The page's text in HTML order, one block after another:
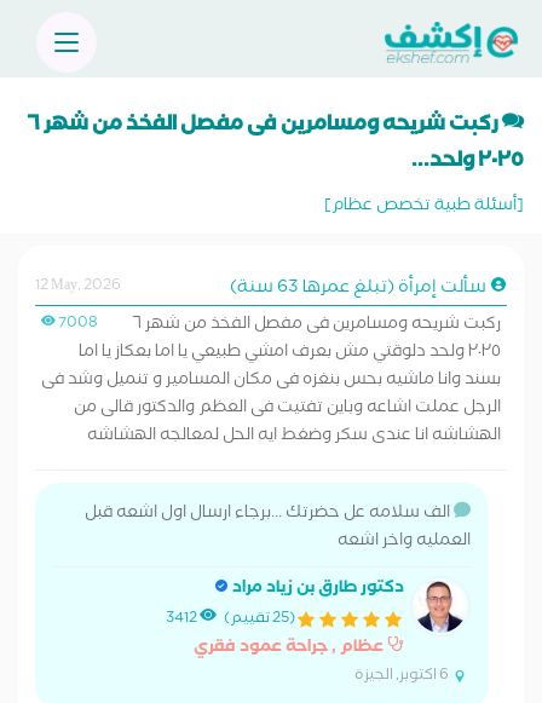
ركبت شريحه ومسامرين فى مفصل الفخذ من شهر ٦
٢٠٢٥ ولحد...
[أسئلة طبية تخصص عظام]
سألت إمرأة (تبلغ عمرها 63 سنة)
12 May, 2026
7008
ركبت شريحه ومسامرين فى مفصل الفخذ من شهر ٦
٢٠٢٥ ولحد دلوقتي مش بعرف امشي طبيعي يا اما بعكاز يا اما
بسند وانا ماشيه بحس بنغزه فى مكان المسامير و تنميل وشد فى
الرجل عملت اشاعه وباين تفتيت فى العظم والدكتور قالى من
الهشاشه انا عندى سكر وضغط ايه الحل لمعالجه الهشاشه
الف سلامه عل حضرتك ...برجاء ارسال اول اشعه قبل
العمليه واخر اشعه
دكتور طارق بن زياد مراد
(25 تقييم) 3412
عظام , جراحة عمود فقري
6 اكتوبر, الجيزة